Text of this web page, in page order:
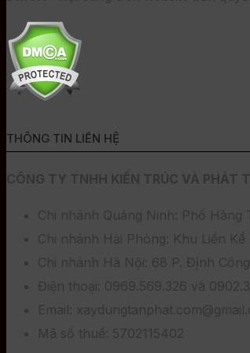
THÔNG TIN LIÊN HỆ
CÔNG TY TNHH KIẾN TRÚC VÀ PHÁT
Chi nhánh Quảng Ninh: Phố
Chi nhánh Hải Phòng: Khu Liền
Chi nhánh Hà Nội: 68 P. Định
Điện thoại: 0969.569.326 và
Email:
Mã số thuế: 5702115402